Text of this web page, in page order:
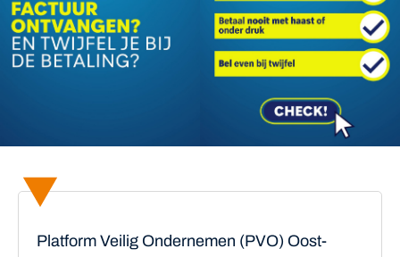
Platform Veilig Ondernemen (PVO) Oost-